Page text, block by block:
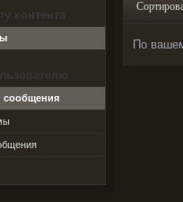
контента
сообщения
По